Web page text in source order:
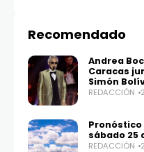
Twitter
100,0
Recomendado
Andrea
Caracas
Simón
REDACCIÓN
sábado 25
REDACCIÓN